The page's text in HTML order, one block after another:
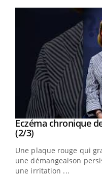
Youtube
Eczéma chronique
(2/3)Youtube
Une plaque rouge qui
une démangeaison
une irritation ...